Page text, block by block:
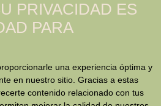
PRIVACIDAD ES
PARA
una experiencia óptima y
en nuestro sitio. Gracias a estas
contenido relacionado con tus